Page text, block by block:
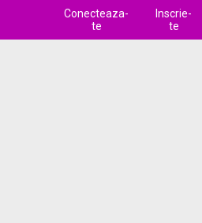
Conecteaza-
te
Inscrie-
te